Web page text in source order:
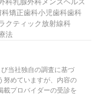
科矯正歯科小児歯科歯科
クティック 放射線科
法
当社独自の調査に基づ
努めていますが、内容の
載プロバイダーの受診を